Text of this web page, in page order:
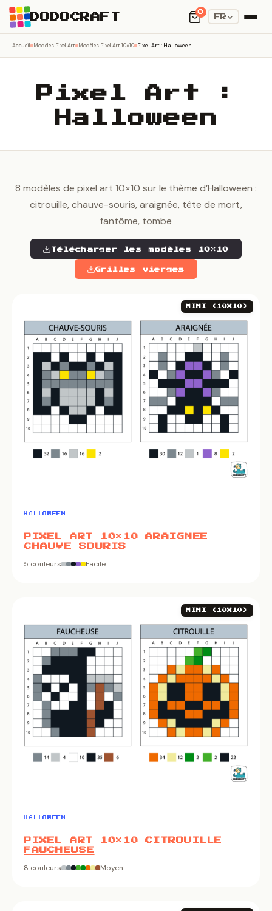
DODOCRAFT
0
FR
Accueil Modèles Pixel Art Modèles Pixel Art 10×10 Pixel Art : Halloween
Pixel Art :
Halloween
8 modèles de pixel art 10×10 sur le thème d’Halloween :
citrouille, chauve-souris, araignée, tête de mort,
fantôme, tombe
Télécharger les modèles 10×10
Grilles vierges
MINI (10X10)
HALLOWEEN
PIXEL ART 10×10 ARAIGNEE
CHAUVE SOURIS
5 couleurs Facile
MINI (10X10)
HALLOWEEN
PIXEL ART 10×10 CITROUILLE
FAUCHEUSE
8 couleurs Moyen